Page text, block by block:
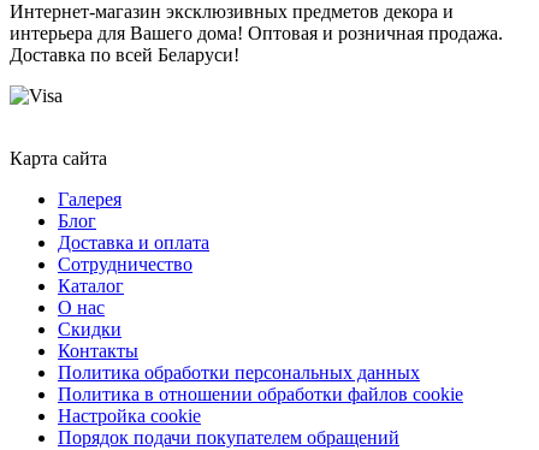
Интернет-магазин эксклюзивных предметов декора и
интерьера для Вашего дома! Оптовая и розничная продажа.
Доставка по всей Беларуси!
Карта сайта
Галерея
Блог
Доставка и оплата
Сотрудничество
Каталог
О нас
Скидки
Контакты
Политика обработки персональных данных
Политика в отношении обработки файлов cookie
Настройка cookie
Порядок подачи покупателем обращений